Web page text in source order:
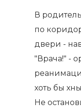
В
по
двери -
"Врача!" -
хоть бы
Не